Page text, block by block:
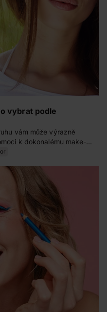
vybrat podle
vám může výrazně
k dokonalému make-
by vám neměl